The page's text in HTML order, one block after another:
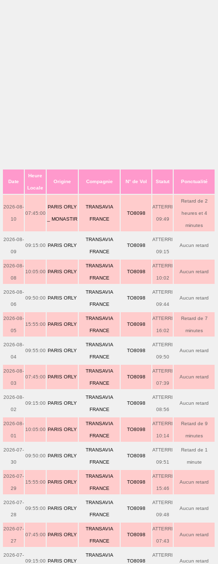
Date
Heure
Locale
Origine Compagnie N° de Vol Statut Ponctualité
2026-08-
10
07:45:00
PARIS ORLY
_ MONASTIR
TRANSAVIA
FRANCE
TO8098
ATTERRI
09:49
Retard de 2
heures et 4
minutes
2026-08-
09
09:15:00 PARIS ORLY
TRANSAVIA
FRANCE
TO8098
ATTERRI
09:15
Aucun retard
2026-08-
08
10:05:00 PARIS ORLY
TRANSAVIA
FRANCE
TO8098
ATTERRI
10:02
Aucun retard
2026-08-
06
09:50:00 PARIS ORLY
TRANSAVIA
FRANCE
TO8098
ATTERRI
09:44
Aucun retard
2026-08-
05
15:55:00 PARIS ORLY
TRANSAVIA
FRANCE
TO8098
ATTERRI
16:02
Retard de 7
minutes
2026-08-
04
09:55:00 PARIS ORLY
TRANSAVIA
FRANCE
TO8098
ATTERRI
09:50
Aucun retard
2026-08-
03
07:45:00 PARIS ORLY
TRANSAVIA
FRANCE
TO8098
ATTERRI
07:39
Aucun retard
2026-08-
02
09:15:00 PARIS ORLY
TRANSAVIA
FRANCE
TO8098
ATTERRI
08:56
Aucun retard
2026-08-
01
10:05:00 PARIS ORLY
TRANSAVIA
FRANCE
TO8098
ATTERRI
10:14
Retard de 9
minutes
2026-07-
30
09:50:00 PARIS ORLY
TRANSAVIA
FRANCE
TO8098
ATTERRI
09:51
Retard de 1
minute
2026-07-
29
15:55:00 PARIS ORLY
TRANSAVIA
FRANCE
TO8098
ATTERRI
15:46
Aucun retard
2026-07-
28
09:55:00 PARIS ORLY
TRANSAVIA
FRANCE
TO8098
ATTERRI
09:48
Aucun retard
2026-07-
27
07:45:00 PARIS ORLY
TRANSAVIA
FRANCE
TO8098
ATTERRI
07:43
Aucun retard
2026-07-
09:15:00 PARIS ORLY
TRANSAVIA
TO8098
ATTERRI
Aucun retard